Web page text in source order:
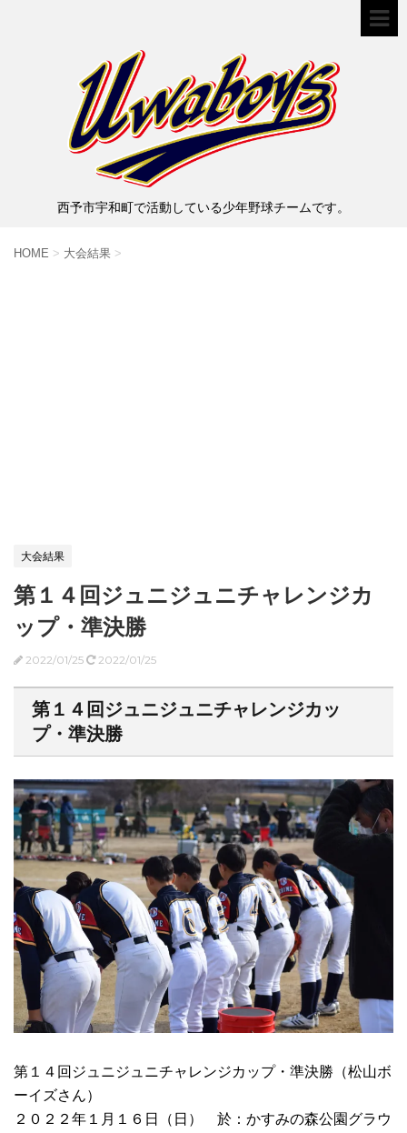
西予市宇和町で活動している少年野球チームです。
HOME > 大会結果 >
大会結果
第１４回ジュニジュニチャレンジカ
ップ・準決勝
2022/01/25 2022/01/25
第１４回ジュニジュニチャレンジカッ
プ・準決勝
第１４回ジュニジュニチャレンジカップ・準決勝（松山ボ
ーイズさん）
２０２２年１月１６日（日） 於：かすみの森公園グラウ